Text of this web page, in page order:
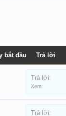
bắt đầu Trả lời
Trả lời:
Xem:
Trả lời: